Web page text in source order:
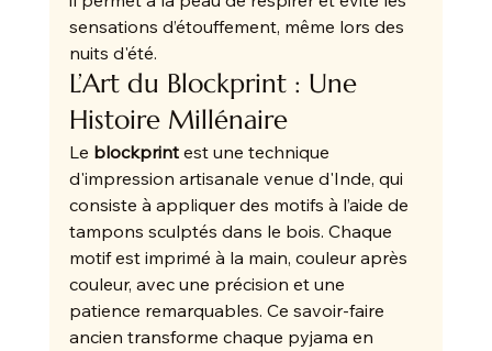
sensations d’étouffement, même lors des
nuits d'été.
L’Art du Blockprint : Une
Histoire Millénaire
Le blockprint est une technique
d'impression artisanale venue d'Inde, qui
consiste à appliquer des motifs à l’aide de
tampons sculptés dans le bois. Chaque
motif est imprimé à la main, couleur après
couleur, avec une précision et une
patience remarquables. Ce savoir-faire
ancien transforme chaque pyjama en